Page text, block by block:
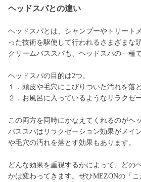
ヘッドスパとの違い
ヘッドスパとは、シャンプーやトリート
った技術を駆使して行われるさまざまな
クリームバススパも、ヘッドスパの一種で
ヘッドスパの目的は2つ。
１．頭皮や毛穴にこびりついた汚れを落
２．お風呂に入っているようなリラクゼ
この両方を同時にかなえてくれるのがヘ
バススパはリラクゼーション効果がメイ
や毛穴の汚れを落とす効果もあります。
どんな効果を重視するかによって、どの
かは変わってきます。ぜひMEZONの「